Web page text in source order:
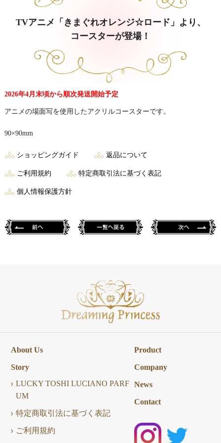
TVアニメ「きまぐれオレンジ☆ロード」より、
コースターが登場！
2026年4月末頃から順次発送開始予定
アニメの場面写を使用したアクリルコースターです。
90×90mm
ショッピングガイド 返品について
ご利用規約 特定商取引法に基づく表記
個人情報保護方針
About Us
Story
LUCKY TOSHI LUCIANO PARF
UM
特定商取引法に基づく表記
ご利用規約
Product
Company
News
Contact